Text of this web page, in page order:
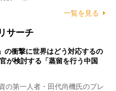
一覧を見る
サーチ
の衝撃に世界はどう対応するの
が検討する「蒸留を行う中国
第一人者・田代尚機氏のプレ